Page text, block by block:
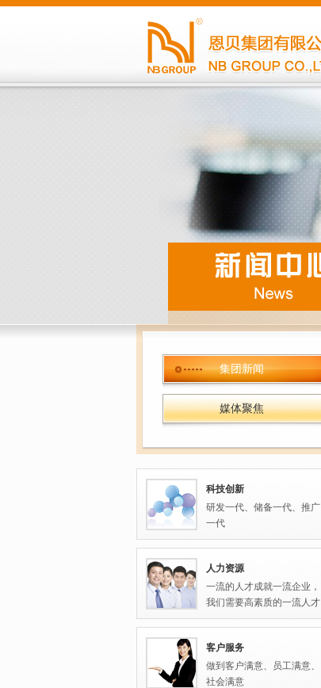
集团新闻
媒体聚焦
科技创新
研发一代、储备一代、推广
一代
人力资源
一流的人才成就一流企业，
我们需要高素质的一流人才
客户服务
做到客户满意、员工满意、
社会满意